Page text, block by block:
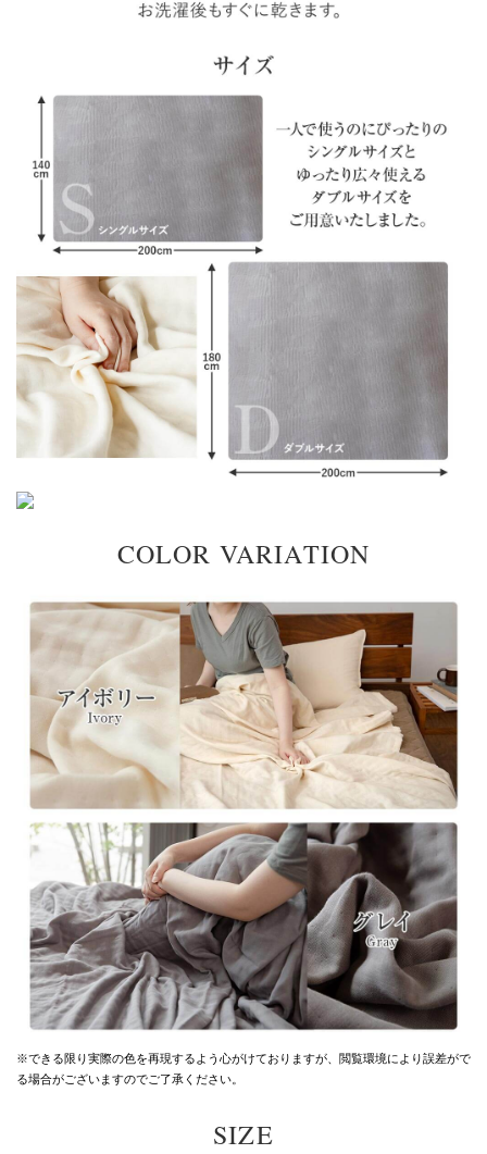
COLOR VARIATION
※できる限り実際の色を再現するよう心がけておりますが、 閲覧環境により誤差がで
る場合がございますのでご了承ください。
SIZE